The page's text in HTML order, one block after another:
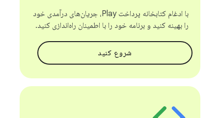
با ادغام کتابخانه پرداخت Play، جریان‌های درآمدی خود
را بهینه کنید و برنامه خود را با اطمینان راه‌اندازی کنید.
شروع کنید